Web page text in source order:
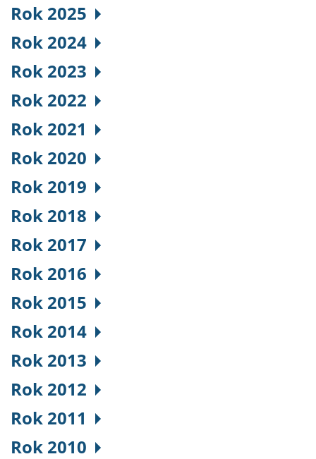
Rok 2025
Rok 2024
Rok 2023
Rok 2022
Rok 2021
Rok 2020
Rok 2019
Rok 2018
Rok 2017
Rok 2016
Rok 2015
Rok 2014
Rok 2013
Rok 2012
Rok 2011
Rok 2010